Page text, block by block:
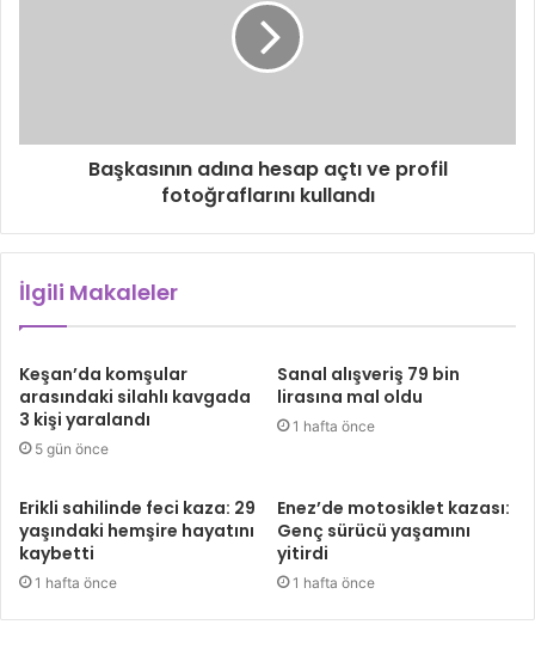
Başkasının adına hesap açtı ve profil
fotoğraflarını kullandı
İlgili Makaleler
Keşan’da komşular
arasındaki silahlı kavgada
3 kişi yaralandı
5 gün önce
Sanal alışveriş 79 bin
lirasına mal oldu
1 hafta önce
Erikli sahilinde feci kaza: 29
yaşındaki hemşire hayatını
kaybetti
1 hafta önce
Enez’de motosiklet kazası:
Genç sürücü yaşamını
yitirdi
1 hafta önce